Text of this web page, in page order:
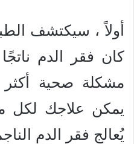
أولاً ، سيكتشف
كان فقر الدم
مشكلة صحية
يمكن علاجك لكل
يُعالج فقر الدم